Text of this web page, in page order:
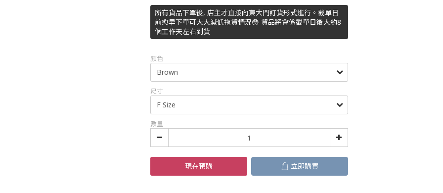
所有貨品下單後, 店主才直接向東大門訂貨形式進行。截單日
前愈早下單可大大減低拖貨情況😳 貨品將會係截單日後大約8
個工作天左右到貨
顏色
尺寸
數量
現在預購 立即購買